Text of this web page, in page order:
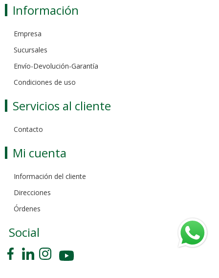
Información
Empresa
Sucursales
Envío-Devolución-Garantía
Condiciones de uso
Servicios al cliente
Contacto
Mi cuenta
Información del cliente
Direcciones
Órdenes
Social